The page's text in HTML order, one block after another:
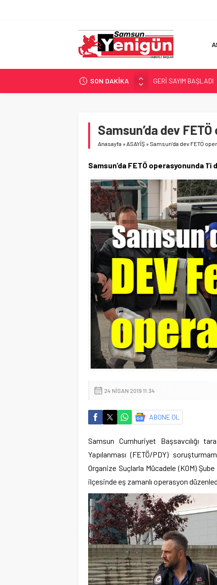
SON DAKİKA
GERİ SAYIM BAŞLADI
SAMSUNSPOR’DA
İŞTE FINDIK FİYATI!
YÖNETİCİ
Samsun’da dev
Anasayfa »ASAYİŞ » Samsun’da dev FETÖ
Samsun’da FETÖ operasyonunda
24 NISAN 2019 11:34
ABONE OL
Samsun Cumhuriyet Başsavcılığı
Yapılanması (FETÖ/PDY)
Organize Suçlarla Mücadele (KOM)
ilçesinde eş zamanlı operasyon